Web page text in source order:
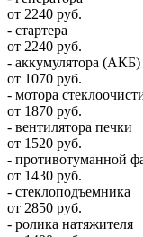
от 2240 руб.
- стартера
от 2240 руб.
- аккумулятора (АКБ)
от 1070 руб.
- мотора
от 1870 руб.
- вентилятора печки
от 1520 руб.
- противотуманной
от 1430 руб.
- стеклоподъемника
от 2850 руб.
- ролика натяжителя